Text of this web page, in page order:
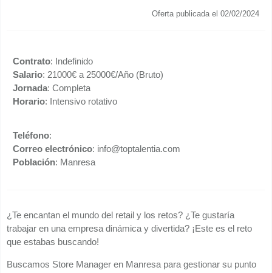
Oferta publicada el 02/02/2024
Contrato: Indefinido
Salario: 21000€ a 25000€/Año (Bruto)
Jornada: Completa
Horario: Intensivo rotativo
Teléfono:
Correo electrónico: info@toptalentia.com
Población: Manresa
¿Te encantan el mundo del retail y los retos? ¿Te gustaría
trabajar en una empresa dinámica y divertida? ¡Este es el reto
que estabas buscando!
Buscamos Store Manager en Manresa para gestionar su punto